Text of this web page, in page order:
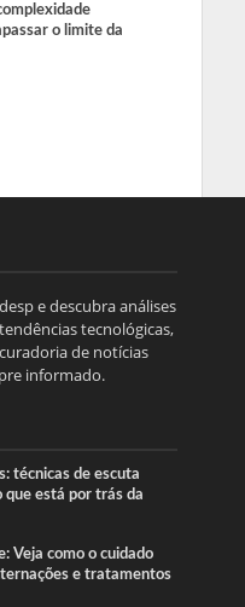
o limite da
e descubra análises
tecnológicas,
de notícias
informado.
técnicas de escuta
está por trás da
Veja como o cuidado
e tratamentos